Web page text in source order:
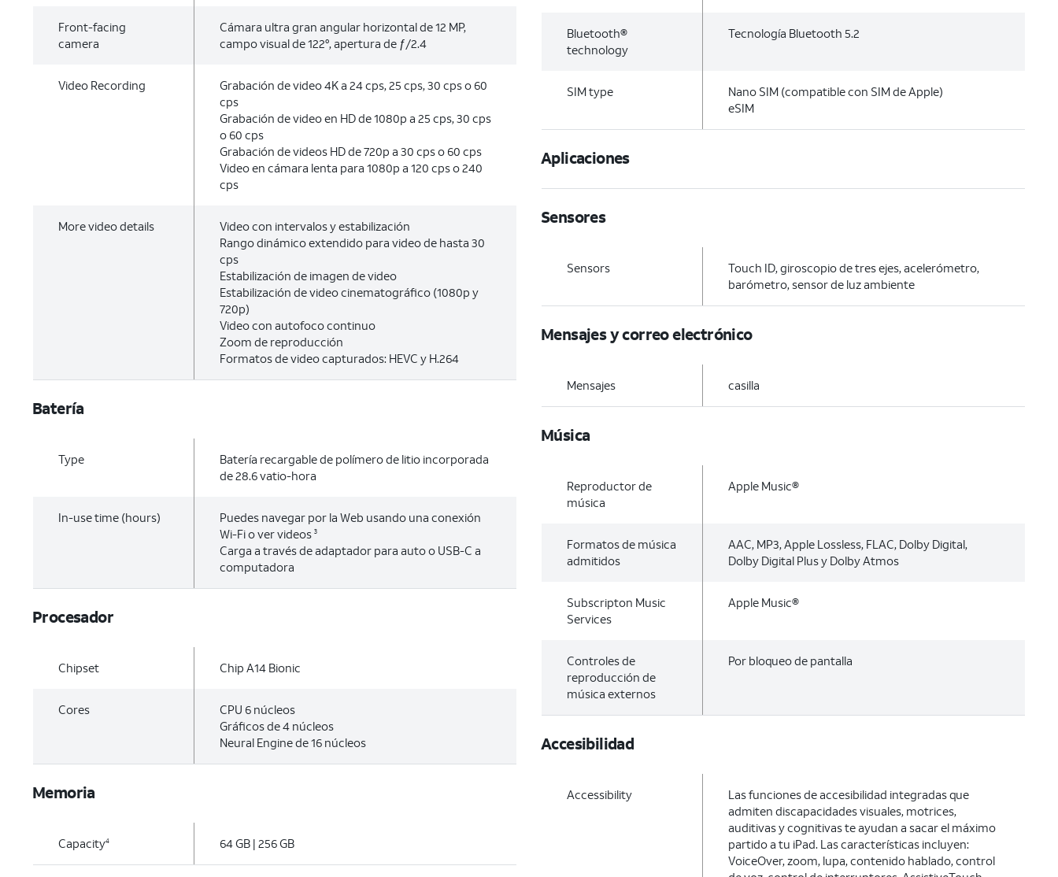
Front-facing
camera
Cámara ultra gran angular horizontal de 12 MP,
campo visual de 122°, apertura de ƒ/2.4
Video Recording
Grabación de video 4K a 24 cps, 25 cps, 30 cps o 60
cps
Grabación de video en HD de 1080p a 25 cps, 30 cps
o 60 cps
Grabación de videos HD de 720p a 30 cps o 60 cps
Video en cámara lenta para 1080p a 120 cps o 240
cps
More video details
Video con intervalos y estabilización
Rango dinámico extendido para video de hasta 30
cps
Estabilización de imagen de video
Estabilización de video cinematográfico (1080p y
720p)
Video con autofoco continuo
Zoom de reproducción
Formatos de video capturados: HEVC y H.264
Batería
Type
Batería recargable de polímero de litio incorporada
de 28.6 vatio-hora
In-use time (hours)
Puedes navegar por la Web usando una conexión
Wi-Fi o ver videos 3
Carga a través de adaptador para auto o USB-C a
computadora
Procesador
Chipset Chip A14 Bionic
Cores
CPU 6 núcleos
Gráficos de 4 núcleos
Neural Engine de 16 núcleos
Memoria
Capacity4 64 GB | 256 GB
Bluetooth®
technology
Tecnología Bluetooth 5.2
SIM type
Nano SIM (compatible con SIM de Apple)
eSIM
Aplicaciones
Sensores
Sensors
Touch ID, giroscopio de tres ejes, acelerómetro,
barómetro, sensor de luz ambiente
Mensajes y correo electrónico
Mensajes casilla
Música
Reproductor de
música
Apple Music®
Formatos de música
admitidos
AAC, MP3, Apple Lossless, FLAC, Dolby Digital,
Dolby Digital Plus y Dolby Atmos
Subscripton Music
Services
Apple Music®
Controles de
reproducción de
música externos
Por bloqueo de pantalla
Accesibilidad
Accessibility
Las funciones de accesibilidad integradas que
admiten discapacidades visuales, motrices,
auditivas y cognitivas te ayudan a sacar el máximo
partido a tu iPad. Las características incluyen:
VoiceOver, zoom, lupa, contenido hablado, control